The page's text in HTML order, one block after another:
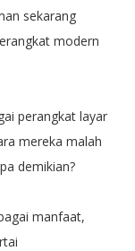
sekarang
modern
perangkat layar
mereka malah
demikian?
manfaat,